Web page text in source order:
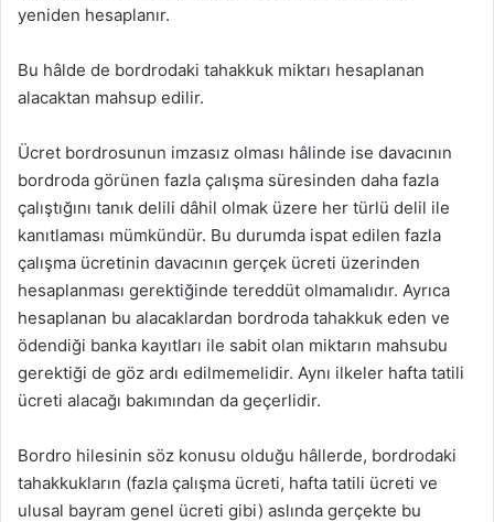
yeniden hesaplanır.
Bu hâlde de bordrodaki tahakkuk miktarı hesaplanan
alacaktan mahsup edilir.
Ücret bordrosunun imzasız olması hâlinde ise davacının
bordroda görünen fazla çalışma süresinden daha fazla
çalıştığını tanık delili dâhil olmak üzere her türlü delil ile
kanıtlaması mümkündür. Bu durumda ispat edilen fazla
çalışma ücretinin davacının gerçek ücreti üzerinden
hesaplanması gerektiğinde tereddüt olmamalıdır. Ayrıca
hesaplanan bu alacaklardan bordroda tahakkuk eden ve
ödendiği banka kayıtları ile sabit olan miktarın mahsubu
gerektiği de göz ardı edilmemelidir. Aynı ilkeler hafta tatili
ücreti alacağı bakımından da geçerlidir.
Bordro hilesinin söz konusu olduğu hâllerde, bordrodaki
tahakkukların (fazla çalışma ücreti, hafta tatili ücreti ve
ulusal bayram genel ücreti gibi) aslında gerçekte bu